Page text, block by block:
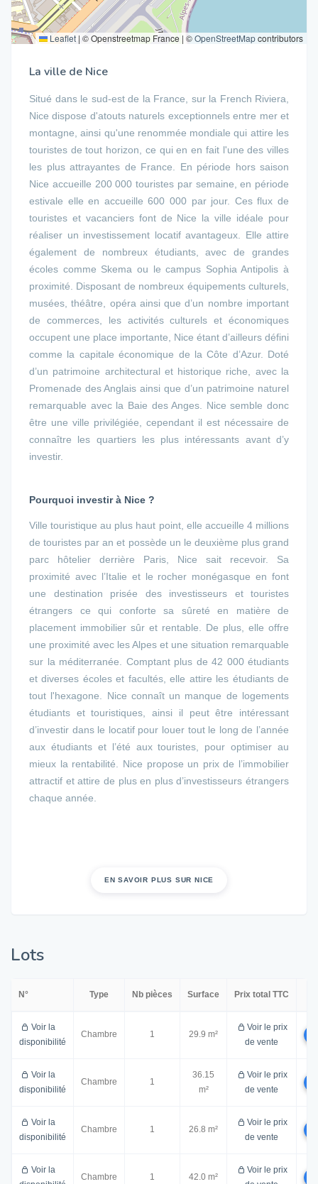
Leaflet | © Openstreetmap France | ©OpenStreetMapcontributors
La ville de Nice
Situé dans le sud-est de la France, sur la French Riviera,
Nice dispose d'atouts naturels exceptionnels entre mer et
montagne, ainsi qu'une renommée mondiale qui attire les
touristes de tout horizon, ce qui en en fait l'une des villes
les plus attrayantes de France. En période hors saison
Nice accueille 200 000 touristes par semaine, en période
estivale elle en accueille 600 000 par jour. Ces flux de
touristes et vacanciers font de Nice la ville idéale pour
réaliser un investissement locatif avantageux. Elle attire
également de nombreux étudiants, avec de grandes
écoles comme Skema ou le campus Sophia Antipolis à
proximité. Disposant de nombreux équipements culturels,
musées, théâtre, opéra ainsi que d’un nombre important
de commerces, les activités culturels et économiques
occupent une place importante, Nice étant d’ailleurs défini
comme la capitale économique de la Côte d’Azur. Doté
d’un patrimoine architectural et historique riche, avec la
Promenade des Anglais ainsi que d’un patrimoine naturel
remarquable avec la Baie des Anges. Nice semble donc
être une ville privilégiée, cependant il est nécessaire de
connaître les quartiers les plus intéressants avant d’y
investir.
Pourquoi investir à Nice ?
Ville touristique au plus haut point, elle accueille 4 millions
de touristes par an et possède un le deuxième plus grand
parc hôtelier derrière Paris, Nice sait recevoir. Sa
proximité avec l’Italie et le rocher monégasque en font
une destination prisée des investisseurs et touristes
étrangers ce qui conforte sa sûreté en matière de
placement immobilier sûr et rentable. De plus, elle offre
une proximité avec les Alpes et une situation remarquable
sur la méditerranée. Comptant plus de 42 000 étudiants
et diverses écoles et facultés, elle attire les étudiants de
tout l'hexagone. Nice connaît un manque de logements
étudiants et touristiques, ainsi il peut être intéressant
d’investir dans le locatif pour louer tout le long de l’année
aux étudiants et l’été aux touristes, pour optimiser au
mieux la rentabilité. Nice propose un prix de l’immobilier
attractif et attire de plus en plus d’investisseurs étrangers
chaque année.
EN SAVOIR PLUS SUR NICE
Lots
N° Type Nb pièces Surface Prix total TTC
Voir la
disponibilité
Chambre 1 29.9 m²
Voir le prix
de vente
Voir la
disponibilité
Chambre 1
36.15
m²
Voir le prix
de vente
Voir la
disponibilité
Chambre 1 26.8 m²
Voir le prix
de vente
Voir la
Chambre 1 42.0 m²
Voir le prix